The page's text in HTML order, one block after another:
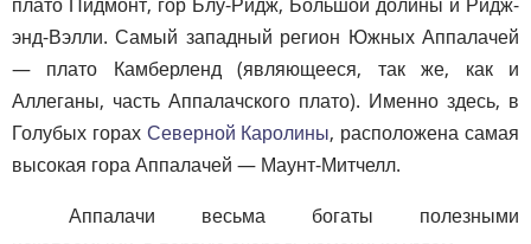
энд-Вэлли. Самый западный регион Южных Аппалачей
— плато Камберленд (являющееся, так же, как и
Аллеганы, часть Аппалачского плато). Именно здесь, в
Голубых горах Северной Каролины, расположена самая
высокая гора Аппалачей — Маунт-Митчелл.
Аппалачи весьма богаты полезными